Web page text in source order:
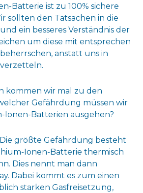
Batterie ist zu 100% sichere
sollten den Tatsachen in die
ein besseres Verständnis der
um diese mit entsprechen
anstatt uns in
kommen wir mal zu den
Gefährdung müssen wir
Ionen-Batterien ausgehen?
größte Gefährdung besteht
Ionen-Batterie thermisch
Dies nennt man dann
Dabei kommt es zum einen
starken Gasfreisetzung,